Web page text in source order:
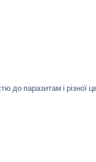
до паразитам і різної